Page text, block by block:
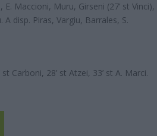
Maccioni, Muru, Girseni (27’ st Vinci),
A disp. Piras, Vargiu, Barrales, S.
Carboni, 28’ st Atzei, 33’ st A. Marci.